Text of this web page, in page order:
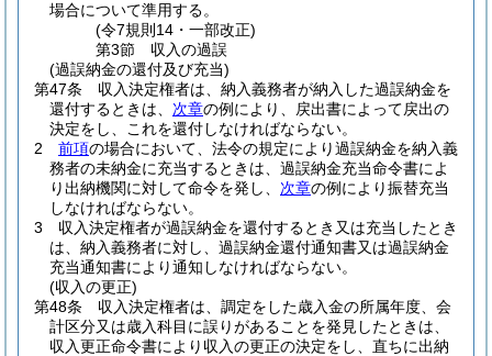
場合について準用する。
(令7規則14・一部改正)
第3節
収入の過誤
(過誤納金の還付及び充当)
第47条
収入決定権者は、納入義務者が納入した過誤納金を
還付するときは、 次章の例により、戻出書によって戻出の
決定をし、これを還付しなければならない。
2
前項の場合において、法令の規定により過誤納金を納入義
務者の未納金に充当するときは、過誤納金充当命令書によ
り出納機関に対して命令を発し、 次章の例により振替充当
しなければならない。
3
収入決定権者が過誤納金を還付するとき又は充当したとき
は、納入義務者に対し、過誤納金還付通知書又は過誤納金
充当通知書により通知しなければならない。
(収入の更正)
第48条
収入決定権者は、調定をした歳入金の所属年度、会
計区分又は歳入科目に誤りがあることを発見したときは、
収入更正命令書により収入の更正の決定をし、直ちに出納